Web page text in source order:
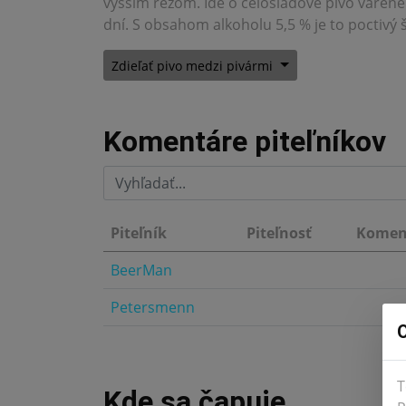
dní. S obsahom alkoholu 5,5 % je to
Zdieľať pivo medzi pivármi
Komentáre piteľníkov
Piteľník Piteľnosť
BeerMan
Petersmenn